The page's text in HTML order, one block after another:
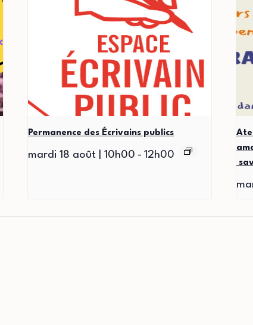
Permanence des Écrivains publics
mardi 18 août | 10h00 - 12h00